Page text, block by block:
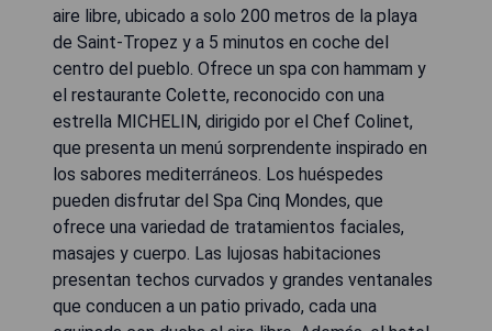
aire libre, ubicado a solo 200 metros de la playa
de Saint-Tropez y a 5 minutos en coche del
centro del pueblo. Ofrece un spa con hammam y
el restaurante Colette, reconocido con una
estrella MICHELIN, dirigido por el Chef Colinet,
que presenta un menú sorprendente inspirado en
los sabores mediterráneos. Los huéspedes
pueden disfrutar del Spa Cinq Mondes, que
ofrece una variedad de tratamientos faciales,
masajes y cuerpo. Las lujosas habitaciones
presentan techos curvados y grandes ventanales
que conducen a un patio privado, cada una